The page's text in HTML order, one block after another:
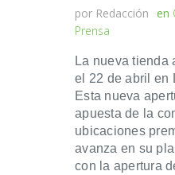
por Redacción en
Prensa
La nueva tienda
el 22 de abril en
Esta nueva
apuesta de la
ubicaciones
avanza en su
con la apertura